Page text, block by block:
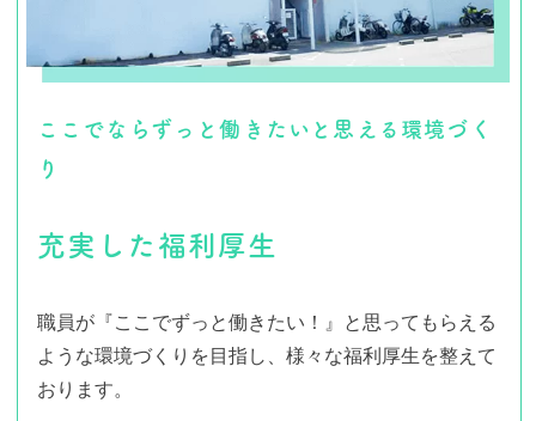
ここでならずっと働きたいと思える環境づく
り
充実した福利厚生
職員が『ここでずっと働きたい！』と思ってもらえる
ような環境づくりを目指し、様々な福利厚生を整えて
おります。